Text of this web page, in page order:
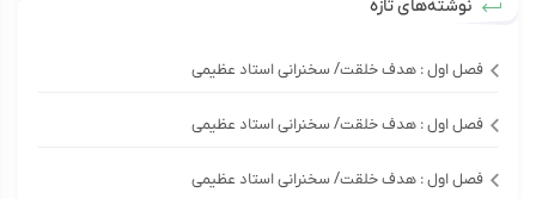
نوشته‌های تازه
فصل اول : هدف خلقت/ سخنرانی استاد عظیمی
فصل اول : هدف خلقت/ سخنرانی استاد عظیمی
فصل اول : هدف خلقت/ سخنرانی استاد عظیمی